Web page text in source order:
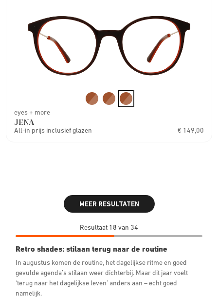
eyes + more
JENA
All-in prijs inclusief glazen € 149,00
MEER RESULTATEN
Resultaat 18 van 34
Retro shades: stilaan terug naar de routine
In augustus komen de routine, het dagelijkse ritme en goed
gevulde agenda’s stilaan weer dichterbij. Maar dit jaar voelt
‘terug naar het dagelijkse leven’ anders aan – echt goed
namelijk.